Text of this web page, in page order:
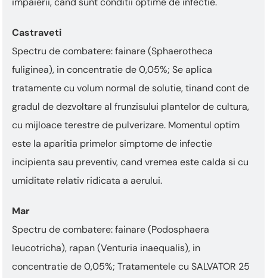
Castraveti
Spectru de combatere: fainare (Sphaerotheca
fuliginea), in concentratie de 0,05%; Se aplica
tratamente cu volum normal de solutie, tinand cont de
gradul de dezvoltare al frunzisului plantelor de cultura,
cu mijloace terestre de pulverizare. Momentul optim
este la aparitia primelor simptome de infectie
incipienta sau preventiv, cand vremea este calda si cu
umiditate relativ ridicata a aerului.
Mar
Spectru de combatere: fainare (Podosphaera
leucotricha), rapan (Venturia inaequalis), in
concentratie de 0,05%; Tratamentele cu SALVATOR 25